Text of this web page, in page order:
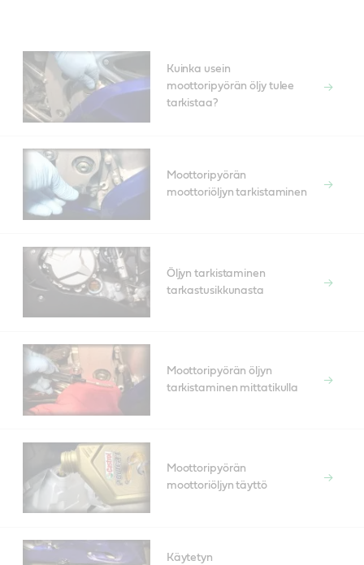
Kuinka usein
moottoripyörän öljy tulee
tarkistaa?
Moottoripyörän
moottoriöljyn tarkistaminen
Öljyn tarkistaminen
tarkastusikkunasta
Moottoripyörän öljyn
tarkistaminen mittatikulla
Moottoripyörän
moottoriöljyn täyttö
Käytetyn